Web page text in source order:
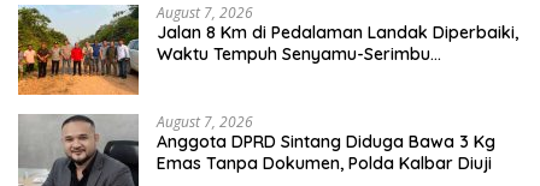
August 7, 2026
Jalan 8 Km di Pedalaman Landak Diperbaiki,
Waktu Tempuh Senyamu-Serimbu
August 7, 2026
Anggota DPRD Sintang Diduga Bawa 3 Kg
Emas Tanpa Dokumen, Polda Kalbar Diuji